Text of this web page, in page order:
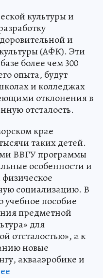
культуры и
и
(АФК). Эти
более чем 300
опыта, будут
и колледжах
отклонения в
отсталость.
крае
таких детей.
ВВГУ программы
особенности и
социализацию. В
пособие
предметной
для
отсталостью», а к
новые
аквааэробике и